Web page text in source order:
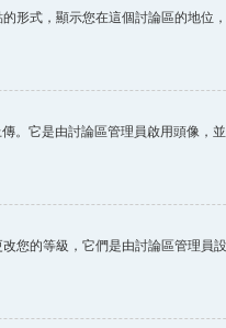
形式，顯示您在這個討論區的地位
它是由討論區管理員啟用頭像，
您的等級，它們是由討論區管理員